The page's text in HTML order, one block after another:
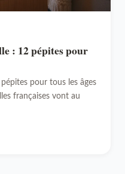
: 12 pépites pour
pour tous les âges
françaises vont au